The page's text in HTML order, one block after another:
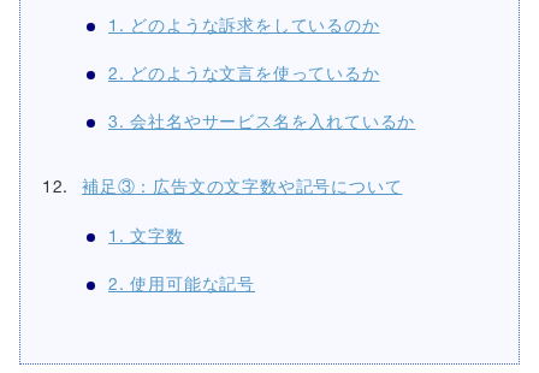
1. どのような訴求をしているのか
2. どのような文言を使っているか
3. 会社名やサービス名を入れているか
補足③：広告文の文字数や記号について
1. 文字数
2. 使用可能な記号